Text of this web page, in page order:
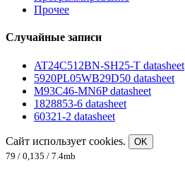
Прочее
Случайные записи
AT24C512BN-SH25-T datasheet
5920PL05WB29D50 datasheet
M93C46-MN6P datasheet
1828853-6 datasheet
60321-2 datasheet
Сайт использует cookies.
OK
79 / 0,135 / 7.4mb